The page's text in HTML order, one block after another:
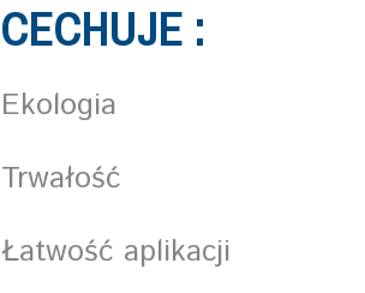
CECHUJE :
Ekologia
Trwałość
Łatwość aplikacji